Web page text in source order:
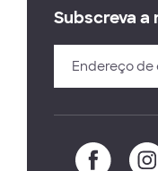
Subscreva a